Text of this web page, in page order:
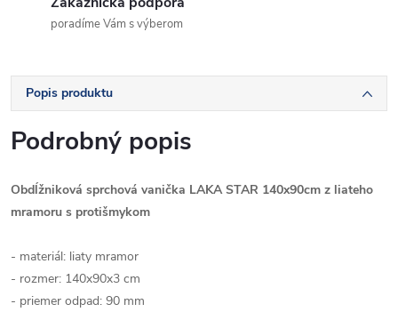
poradíme Vám s výberom
Popis produktu
Podrobný popis
Obdĺžniková sprchová vanička LAKA STAR 140x90cm z liateho
mramoru s protišmykom
- materiál: liaty mramor
- rozmer: 140x90x3 cm
- priemer odpad: 90 mm